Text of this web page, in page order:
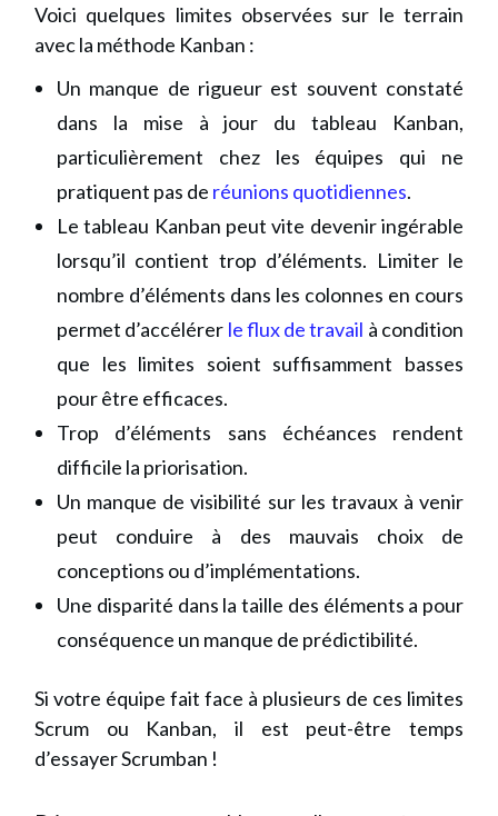
Voici quelques limites observées sur le terrain
avec la méthode Kanban :
Un manque de rigueur est souvent constaté
dans la mise à jour du tableau Kanban,
particulièrement chez les équipes qui ne
pratiquent pas de réunions quotidiennes.
Le tableau Kanban peut vite devenir ingérable
lorsqu’il contient trop d’éléments. Limiter le
nombre d’éléments dans les colonnes en cours
permet d’accélérer le flux de travail à condition
que les limites soient suffisamment basses
pour être efficaces.
Trop d’éléments sans échéances rendent
difficile la priorisation.
Un manque de visibilité sur les travaux à venir
peut conduire à des mauvais choix de
conceptions ou d’implémentations.
Une disparité dans la taille des éléments a pour
conséquence un manque de prédictibilité.
Si votre équipe fait face à plusieurs de ces limites
Scrum ou Kanban, il est peut-être temps
d’essayer Scrumban !